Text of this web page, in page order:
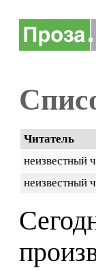
Читатель
неизвестный
неизвестный